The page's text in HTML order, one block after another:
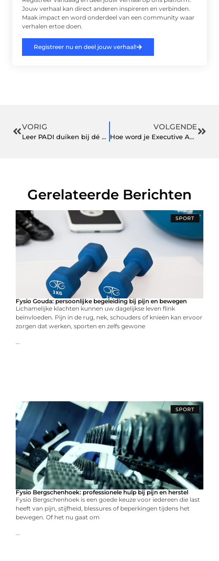
Jouw verhaal kan direct anderen inspireren en verbinden.
Maak impact en word onderdeel van een community waar
verhalen ertoe doen.
Registreer nu en deel jouw verhaal!
VORIG
Leer PADI duiken bij dé specialisten in Tilburg
VOLGENDE
Hoe word je Executive Assistant?
Gerelateerde Berichten
SPORT
Fysio Gouda: persoonlijke begeleiding bij pijn en bewegen
Lichamelijke klachten kunnen uw dagelijkse leven flink
beïnvloeden. Pijn in de rug, nek, schouders of knieën kan ervoor
zorgen dat werken, sporten en zelfs gewone
...
SPORT
Fysio Bergschenhoek: professionele hulp bij pijn en herstel
Fysio Bergschenhoek is een goede keuze voor iedereen die last
heeft van pijn, stijfheid, blessures of beperkingen tijdens het
bewegen. Of het nu gaat om
...